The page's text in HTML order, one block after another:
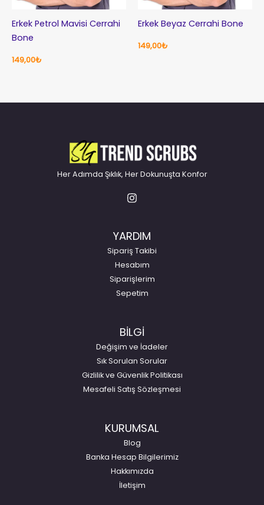
Erkek Petrol Mavisi Cerrahi
Bone
149,00₺
Erkek Beyaz Cerrahi Bone
149,00₺
Her Adımda Şıklık, Her Dokunuşta Konfor
YARDIM
Sipariş Takibi
Hesabım
Siparişlerim
Sepetim
BİLGİ
Değişim ve İadeler
Sık Sorulan Sorular
Gizlilik ve Güvenlik Politikası
Mesafeli Satış Sözleşmesi
KURUMSAL
Blog
Banka Hesap Bilgilerimiz
Hakkımızda
İletişim